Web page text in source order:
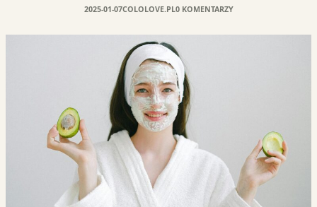
2025-01-07COLOLOVE.PL0 KOMENTARZY